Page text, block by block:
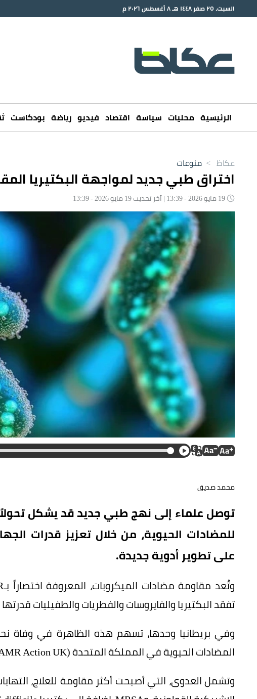
السبت، ٢٥ صفر ١٤٤٨ هـ ٨ أغسطس ٢٠٢٦ م
الرئيسية محليات سياسة اقتصاد فيديو رياضة بودكاست
عكاظ > منوعات
اختراق طبي جديد لمواجهة البكتيريا
محمد صديق
توصل علماء إلى نهج طبي جديد قد يشكل
للمضادات الحيوية، من خلال تعزيز قدرات
على تطوير أدوية جديدة.
تفقد البكتيريا والفايروسات والفطريات والطفيليات
المضادات الحيوية في المملكة المتحدة (AMR Action UK).
وتشمل العدوى، التي أصبحت أكثر مقاومة للعلاج،